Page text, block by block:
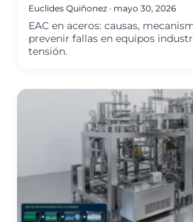
Euclides Quiñonez · mayo 30, 2026
EAC en aceros: causas,
prevenir fallas en equipos
tensión.